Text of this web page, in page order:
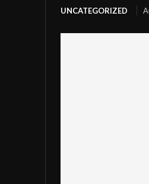
UNCATEGORIZED